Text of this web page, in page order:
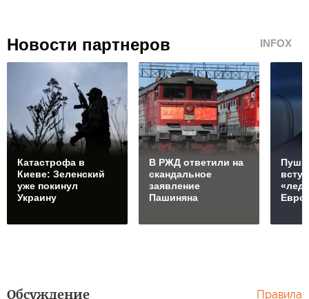
Новости партнеров INFOX
Катастрофа в
Киеве: Зеленский
уже покинул
Украину
В РЖД ответили на
скандальное
заявление
Пашиняна
Обсуждение Правила